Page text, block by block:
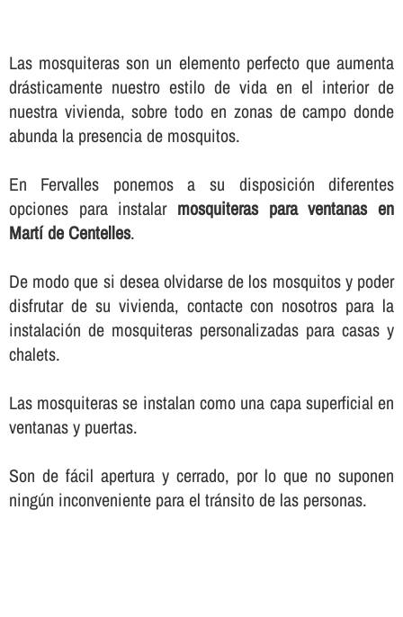
Las mosquiteras son un elemento perfecto que aumenta
drásticamente nuestro estilo de vida en el interior de
nuestra vivienda, sobre todo en zonas de campo donde
abunda la presencia de mosquitos.
En Fervalles ponemos a su disposición diferentes
opciones para instalar mosquiteras para ventanas en
Martí de Centelles.
De modo que si desea olvidarse de los mosquitos y poder
disfrutar de su vivienda, contacte con nosotros para la
instalación de mosquiteras personalizadas para casas y
chalets.
Las mosquiteras se instalan como una capa superficial en
ventanas y puertas.
Son de fácil apertura y cerrado, por lo que no suponen
ningún inconveniente para el tránsito de las personas.